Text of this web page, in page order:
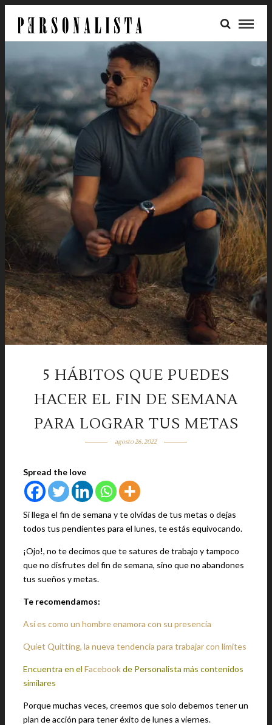
5 HÁBITOS QUE PUEDES
HACER EL FIN DE SEMANA
PARA LOGRAR TUS METAS
agosto 26, 2022
Spread the love
Si llega el fin de semana y te olvidas de tus metas o dejas
todos tus pendientes para el lunes, te estás equivocando.
¡Ojo!, no te decimos que te satures de trabajo y tampoco
que no disfrutes del fin de semana, sino que no abandones
tus sueños y metas.
Te recomendamos:
Así es como un hombre enamora con su presencia
Quiet Quitting, la nueva tendencia para trabajar con límites
Encuentra en el Facebookde Personalista más contenidos
similares
Porque muchas veces, creemos que solo debemos tener un
plan de acción para tener éxito de lunes a viernes.